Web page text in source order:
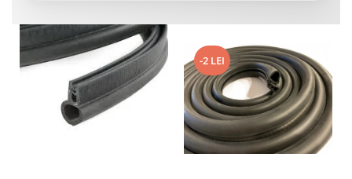
-2 LEI